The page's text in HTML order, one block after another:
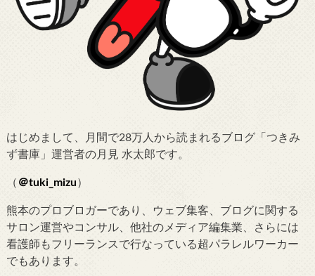
はじめまして、月間で28万人から読まれるブログ「つきみ
ず書庫」運営者の月見 水太郎です。
（ ＠tuki_mizu）
熊本のプロブロガーであり、ウェブ集客、ブログに関する
サロン運営やコンサル、他社のメディア編集業、さらには
看護師もフリーランスで行なっている超パラレルワーカー
でもあります。